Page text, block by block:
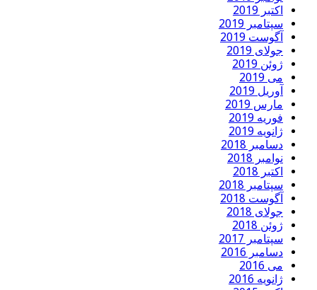
اکتبر 2019
سپتامبر 2019
آگوست 2019
جولای 2019
ژوئن 2019
می 2019
آوریل 2019
مارس 2019
فوریه 2019
ژانویه 2019
دسامبر 2018
نوامبر 2018
اکتبر 2018
سپتامبر 2018
آگوست 2018
جولای 2018
ژوئن 2018
سپتامبر 2017
دسامبر 2016
می 2016
ژانویه 2016